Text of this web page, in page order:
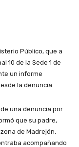
Público, que a
10 de la Sede 1 de
un informe
la denuncia.
una denuncia por
que su padre,
de Madrejón,
acompañando